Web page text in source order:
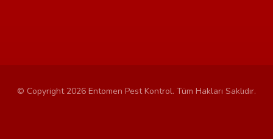
© Copyright 2026 Entomen Pest Kontrol. Tüm Hakları Saklıdır.